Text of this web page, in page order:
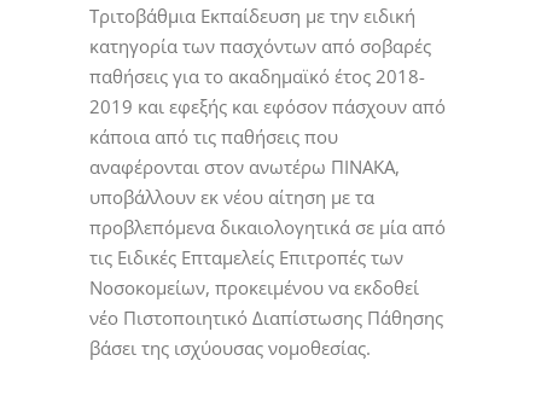
Τριτοβάθμια Εκπαίδευση με την ειδική
κατηγορία των πασχόντων από σοβαρές
παθήσεις για το ακαδημαϊκό έτος 2018-
2019 και εφεξής και εφόσον πάσχουν από
κάποια από τις παθήσεις που
αναφέρονται στον ανωτέρω ΠΙΝΑΚΑ,
υποβάλλουν εκ νέου αίτηση με τα
προβλεπόμενα δικαιολογητικά σε μία από
τις Ειδικές Επταμελείς Επιτροπές των
Νοσοκομείων, προκειμένου να εκδοθεί
νέο Πιστοποιητικό Διαπίστωσης Πάθησης
βάσει της ισχύουσας νομοθεσίας.